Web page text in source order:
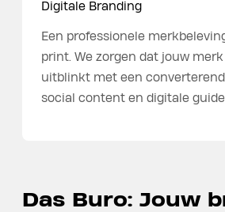
Digitale Branding
Een professionele
print. We zorgen dat jouw
uitblinkt met een
social content en digitale
Das Buro: Jouw